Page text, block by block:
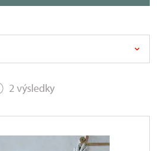
2 výsledky